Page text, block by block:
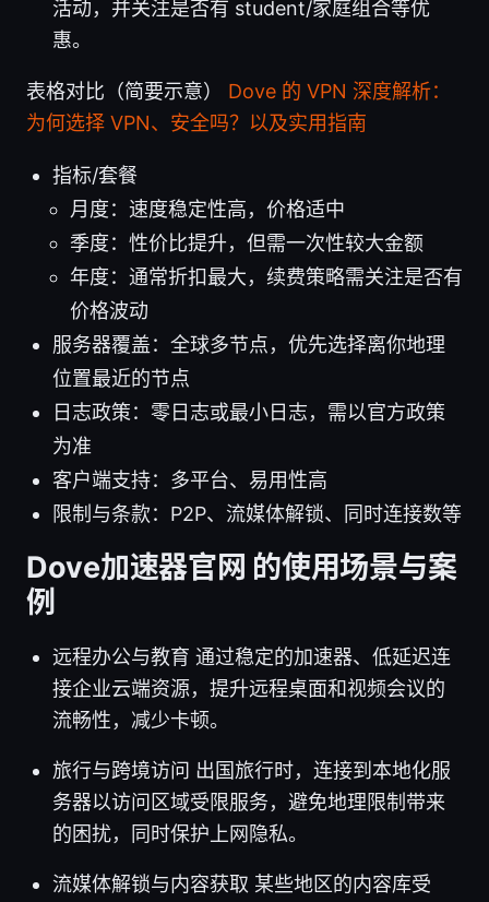
活动，并关注是否有 student/家庭组合等优
惠。
表格对比（简要示意） Dove 的 VPN 深度解析：
为何选择 VPN、安全吗？以及实用指南
指标/套餐
月度：速度稳定性高，价格适中
季度：性价比提升，但需一次性较大金额
年度：通常折扣最大，续费策略需关注是否有
价格波动
服务器覆盖：全球多节点，优先选择离你地理
位置最近的节点
日志政策：零日志或最小日志，需以官方政策
为准
客户端支持：多平台、易用性高
限制与条款：P2P、流媒体解锁、同时连接数等
Dove加速器官网 的使用场景与案
例
远程办公与教育 通过稳定的加速器、低延迟连
接企业云端资源，提升远程桌面和视频会议的
流畅性，减少卡顿。
旅行与跨境访问 出国旅行时，连接到本地化服
务器以访问区域受限服务，避免地理限制带来
的困扰，同时保护上网隐私。
流媒体解锁与内容获取 某些地区的内容库受